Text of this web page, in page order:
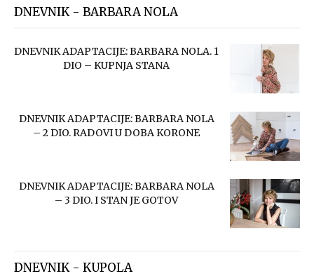
DNEVNIK - BARBARA NOLA
DNEVNIK ADAPTACIJE: BARBARA NOLA. 1
DIO – KUPNJA STANA
DNEVNIK ADAPTACIJE: BARBARA NOLA
– 2 DIO. RADOVI U DOBA KORONE
DNEVNIK ADAPTACIJE: BARBARA NOLA
– 3 DIO. I STAN JE GOTOV
DNEVNIK - KUPOLA